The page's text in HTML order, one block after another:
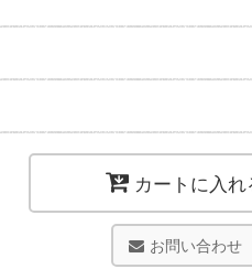
カートに入れ
お問い合わせ